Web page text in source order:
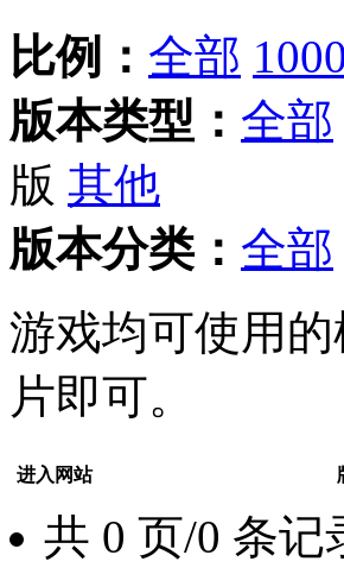
比例： 全部 1000
版本类型： 全部
版 其他
版本分类： 全部
游戏均可使用
片即可。
进入网站
共 0 页/0 条记